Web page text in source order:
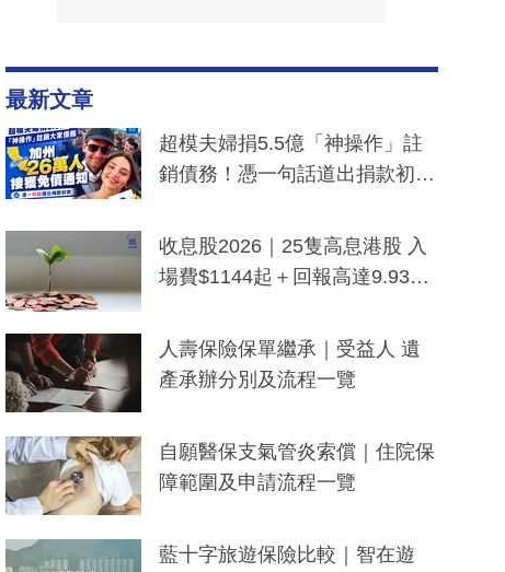
最新文章
超模夫婦捐5.5億「神操作」註
銷債務！憑一句話道出捐款初
一度被誤當詐騙手段
收息股2026｜25隻高息港股 入
場費$1144起＋回報高達9.93
人壽保險保單繼承｜受益人 遺
產承辦分別及流程一覽
自願醫保支氣管炎索償｜住院保
障範圍及申請流程一覽
藍十字旅遊保險比較｜智在遊